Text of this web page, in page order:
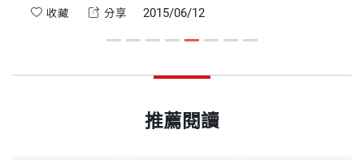
杞人憂天的想法，會騰出多少空間出來啊！
收藏 分享 2015/06/12
推薦閱讀